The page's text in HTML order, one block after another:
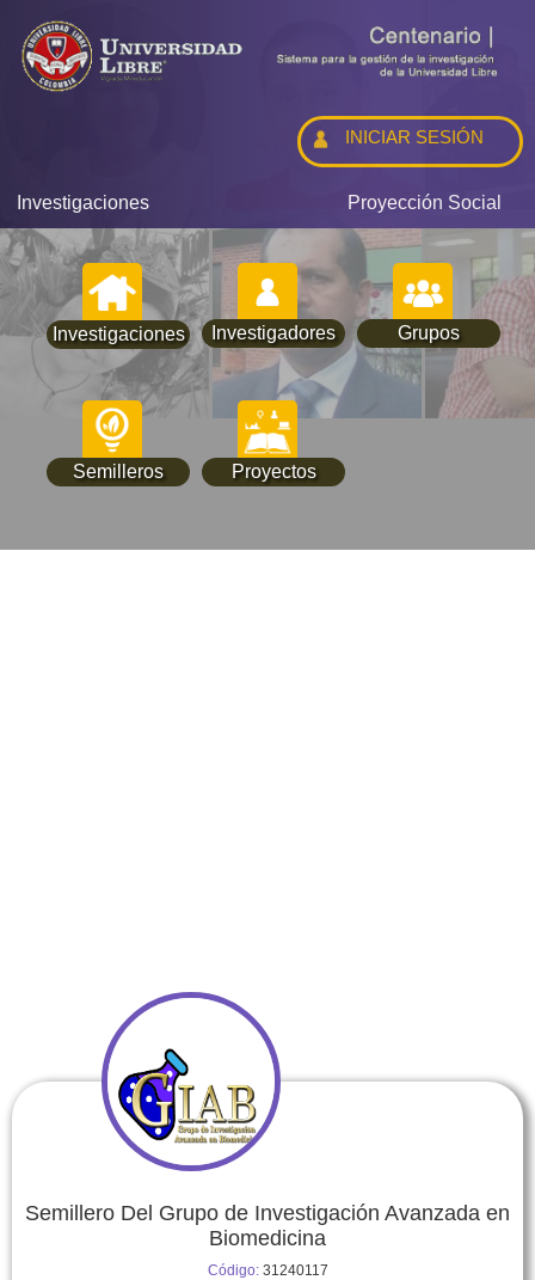
Investigaciones Proyección Social
Investigaciones Investigadores Grupos
Semilleros Proyectos
INICIAR SESIÓN
Semillero Del Grupo de Investigación Avanzada en
Biomedicina
Código:31240117